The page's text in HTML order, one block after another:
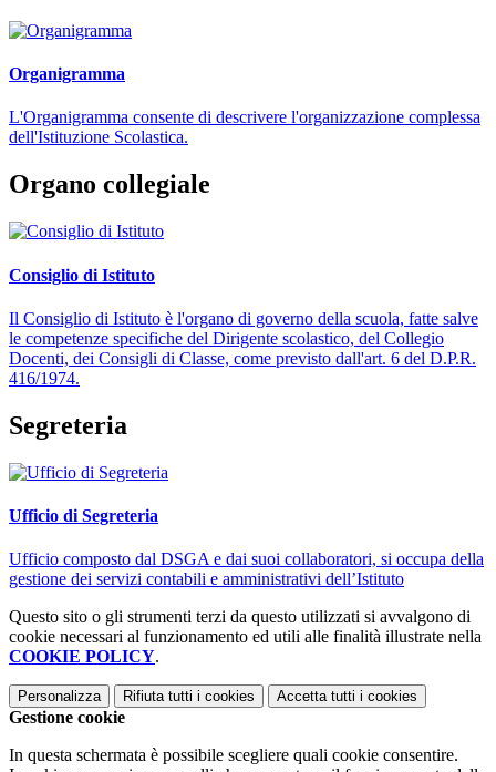
Organigramma
L'Organigramma consente di descrivere l'organizzazione complessa
dell'Istituzione Scolastica.
Organo collegiale
Consiglio di Istituto
Il Consiglio di Istituto è l'organo di governo della scuola, fatte salve
le competenze specifiche del Dirigente scolastico, del Collegio
Docenti, dei Consigli di Classe, come previsto dall'art. 6 del D.P.R.
416/1974.
Segreteria
Ufficio di Segreteria
Ufficio composto dal DSGA e dai suoi collaboratori, si occupa della
gestione dei servizi contabili e amministrativi dell’Istituto
Questo sito o gli strumenti terzi da questo utilizzati si avvalgono di
cookie necessari al funzionamento ed utili alle finalità illustrate nella
COOKIE POLICY.
Personalizza Rifiuta tutti i cookies Accetta tutti i cookies
Gestione cookie
In questa schermata è possibile scegliere quali cookie consentire.